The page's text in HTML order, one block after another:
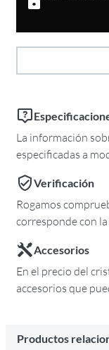
La información
especificadas a
Verificación
Rogamos
corresponde con
Accesorios
En el precio del
accesorios que
Productos